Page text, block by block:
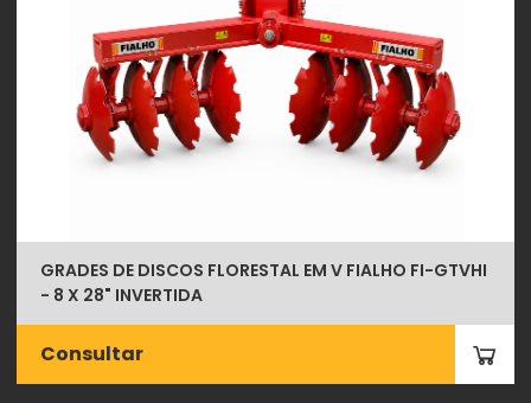
GRADES DE DISCOS FLORESTAL EM V FIALHO FI-GTVHI
- 8 X 28" INVERTIDA
Consultar